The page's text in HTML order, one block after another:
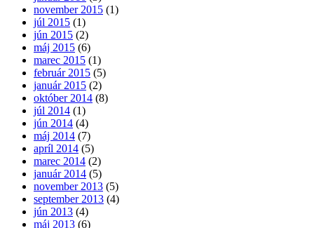
november 2015 (1)
júl 2015 (1)
jún 2015 (2)
máj 2015 (6)
marec 2015 (1)
február 2015 (5)
január 2015 (2)
október 2014 (8)
júl 2014 (1)
jún 2014 (4)
máj 2014 (7)
apríl 2014 (5)
marec 2014 (2)
január 2014 (5)
november 2013 (5)
september 2013 (4)
jún 2013 (4)
máj 2013 (6)